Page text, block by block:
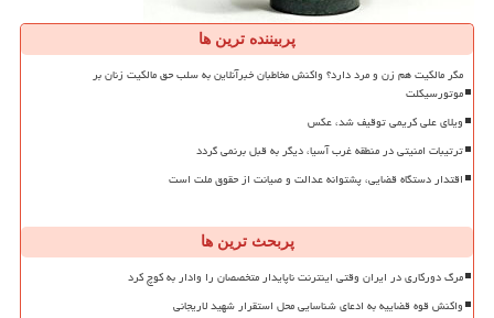
پربیننده ترین ها
مگر مالکیت هم زن و مرد دارد؟ واکنش مخاطبان خبرآنلاین به سلب حق مالکیت زنان بر
موتورسیکلت
ویلای علی کریمی توقیف شد، عکس
ترتیبات امنیتی در منطقه غرب آسیا، دیگر به قبل برنمی گردد
اقتدار دستگاه قضایی، پشتوانه عدالت و صیانت از حقوق ملت است
پربحث ترین ها
مرگ دورکاری در ایران وقتی اینترنت ناپایدار متخصصان را وادار به کوچ کرد
واکنش قوه قضاییه به ادعای شناسایی محل استقرار شهید لاریجانی